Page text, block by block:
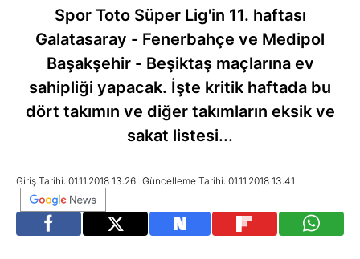
Spor Toto Süper Lig'in 11. haftası
Galatasaray - Fenerbahçe ve Medipol
Başakşehir - Beşiktaş maçlarına ev
sahipliği yapacak. İşte kritik haftada bu
dört takımın ve diğer takımların eksik ve
sakat listesi...
Giriş Tarihi: 01.11.2018 13:26 Güncelleme Tarihi: 01.11.2018 13:41